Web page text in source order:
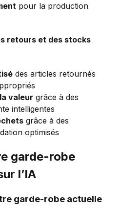
pour la production
retours et des stocks
des articles retournés
valeur grâce à des
intelligentes
grâce à des
optimisés
garde-robe
l’IA
garde-robe actuelle